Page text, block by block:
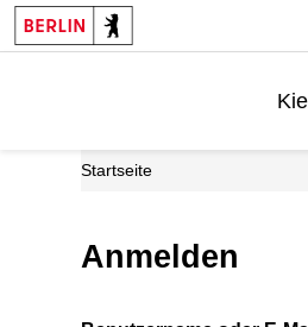
Startseite
Anmelden